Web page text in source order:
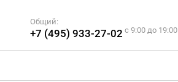
Общий:
+7 (495) 933-27-02 c 9:00 до 19:00